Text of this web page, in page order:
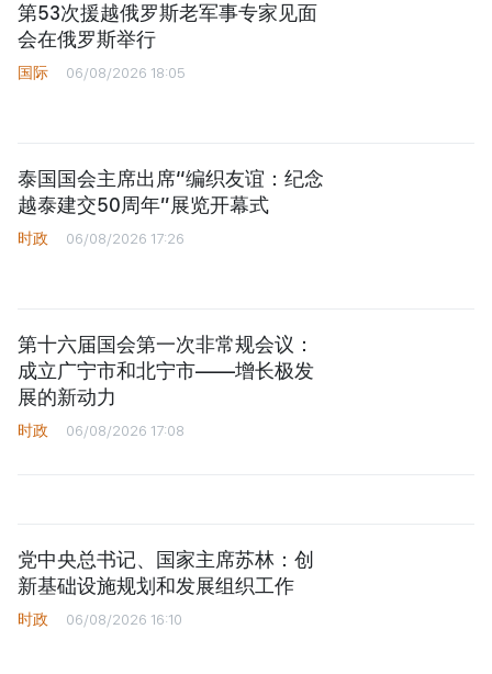
第53次援越俄罗斯老军事专家见面
会在俄罗斯举行
国际 06/08/2026 18:05
泰国国会主席出席“编织友谊：纪念
越泰建交50周年”展览开幕式
时政 06/08/2026 17:26
第十六届国会第一次非常规会议：
成立广宁市和北宁市——增长极发
展的新动力
时政 06/08/2026 17:08
党中央总书记、国家主席苏林：创
新基础设施规划和发展组织工作
时政 06/08/2026 16:10